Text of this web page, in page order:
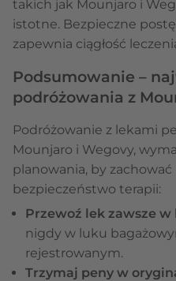
takich jak Mounjaro i
istotne. Bezpieczne
zapewnia ciągłość
Podsumowanie –
podróżowania z
Podróżowanie z lekami
Mounjaro i Wegovy,
planowania, by
bezpieczeństwo terapii:
Przewoź lek zawsze
nigdy w luku
rejestrowanym.
Trzymaj peny w